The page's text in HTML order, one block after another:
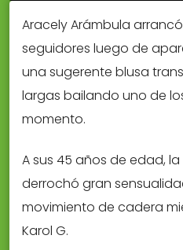
Aracely Arámbula
seguidores luego de
una sugerente blusa
largas bailando uno de
momento.
A sus 45 años de edad,
derrochó gran
movimiento de cadera
Karol G.